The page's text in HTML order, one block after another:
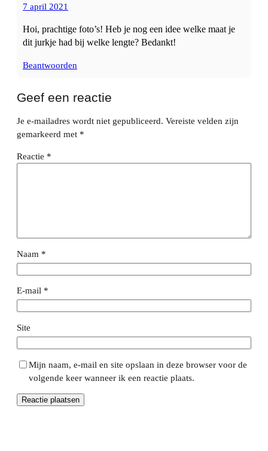
7 april 2021
Hoi, prachtige foto’s! Heb je nog een idee welke maat je
dit jurkje had bij welke lengte? Bedankt!
Beantwoorden
Geef een reactie
Je e-mailadres wordt niet gepubliceerd. Vereiste velden zijn
gemarkeerd met *
Reactie *
Naam *
E-mail *
Site
Mijn naam, e-mail en site opslaan in deze browser voor de
volgende keer wanneer ik een reactie plaats.